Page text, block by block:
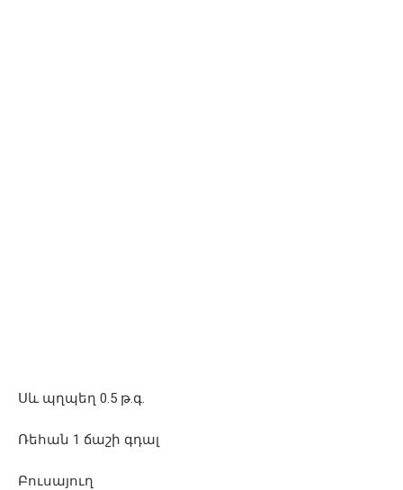
Սև պղպեղ 0.5 թ.գ.
Ռեհան 1 ճաշի գդալ
Բուսայուղ